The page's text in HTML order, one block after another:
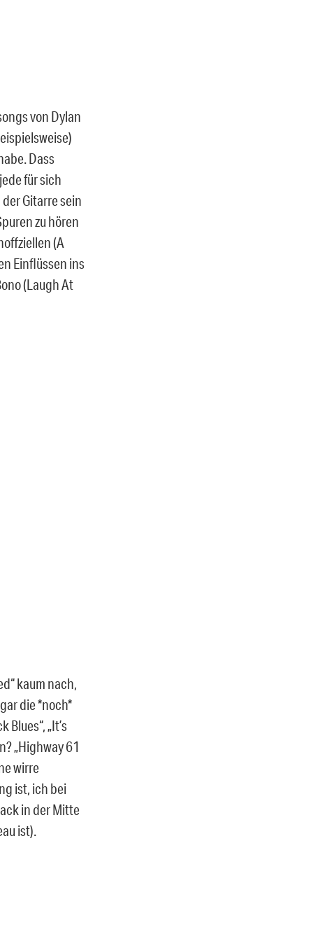
von Dylan
Dass
für sich
Gitarre sein
zu hören
(A
Einflüssen ins
(Laugh At
kaum nach,
die *noch*
„It’s
„Highway 61
wirre
ist, ich bei
in der Mitte
ist).